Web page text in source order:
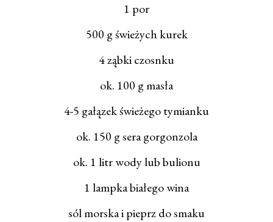
1 por
500 g świeżych kurek
4 ząbki czosnku
ok. 100 g masła
4-5 gałązek świeżego tymianku
ok. 150 g sera gorgonzola
ok. 1 litr wody lub bulionu
1 lampka białego wina
sól morska i pieprz do smaku